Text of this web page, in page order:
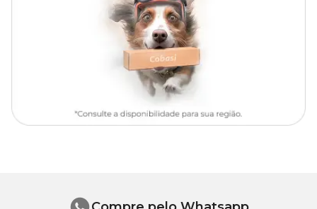
Cachorros, Gatos
Por quanto tempo devo usar o medicamento no meu
De acordo com a bula de Panolog, o tratamento depende da
gravidade do problema. Em infecções agudas, por exemplo, a
A melhor escolha é sempre consultar um médico-veterinário para